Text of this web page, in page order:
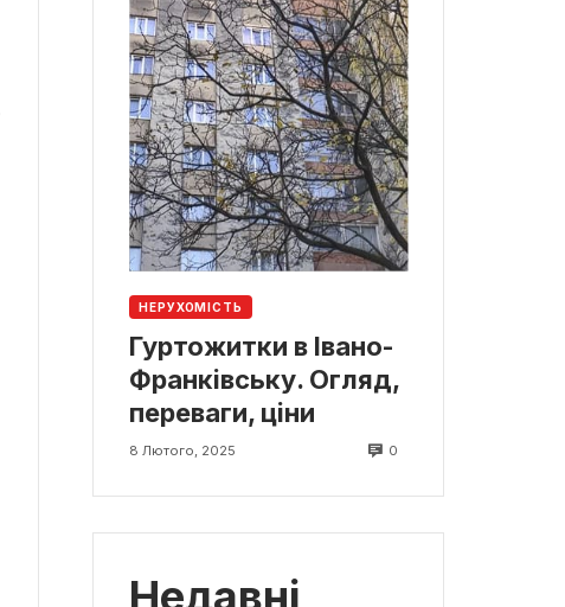
НЕРУХОМІСТЬ
Гуртожитки в Івано-
Франківську. Огляд,
переваги, ціни
8 Лютого, 2025 0